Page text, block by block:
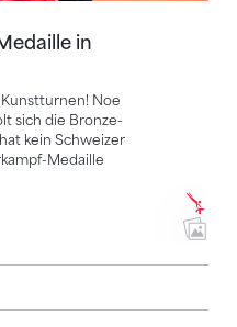
in
Noe
sich die Bronze-
kein Schweizer
Medaille